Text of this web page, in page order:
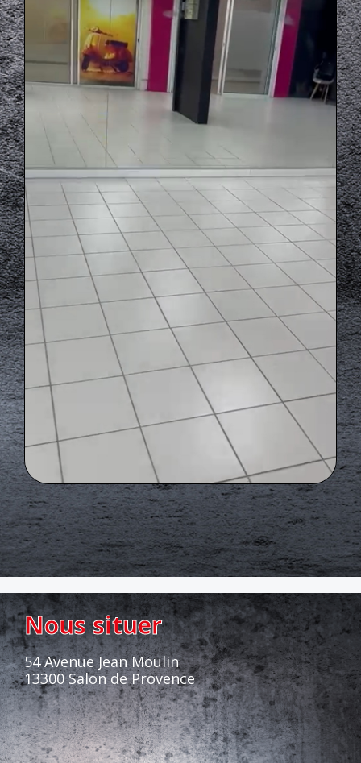
Nous situer
54 Avenue Jean Moulin
13300 Salon de Provence